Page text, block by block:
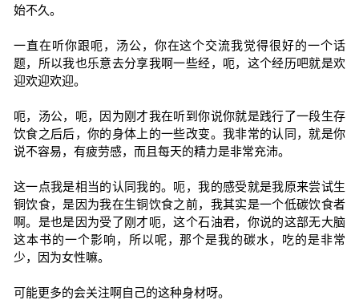
始不久。
一直在听你跟呃，汤公，你在这个交流我觉得很好的一个话
题，所以我也乐意去分享我啊一些经，呃，这个经历吧就是欢
迎欢迎欢迎。
呃，汤公，呃，因为刚才我在听到你说你就是践行了一段生存
饮食之后后，你的身体上的一些改变。我非常的认同，就是你
说不容易，有疲劳感，而且每天的精力是非常充沛。
这一点我是相当的认同我的。呃，我的感受就是我原来尝试生
铜饮食，是因为我在生铜饮食之前，我其实是一个低碳饮食者
啊。是也是因为受了刚才呃，这个石油君，你说的这部无大脑
这本书的一个影响，所以呢，那个是我的碳水，吃的是非常
少，因为女性嘛。
可能更多的会关注啊自己的这种身材呀。